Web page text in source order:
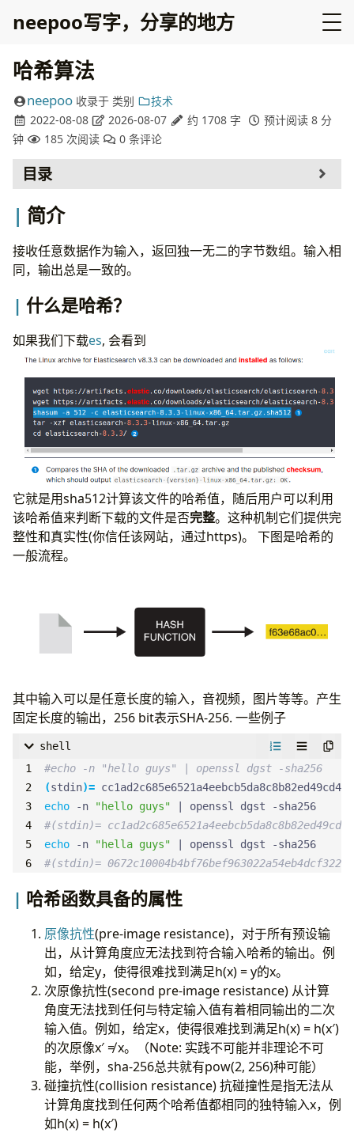
neepoo写字，分享的地方
哈希算法
neepoo 收录于 类别
技术
2022-08-08
2026-08-07 约 1708 字
预计阅读 8 分
钟
185次阅读 0 条评论
目录
简介
什么是哈希？
哈希函数具备的属性
hash 实践
commitment scheme
子资源完整性Subresource integrity
BitTorrent
TOR
标准化的hash函数
更安全的hash算法
SHA-2
SHA-3
SHAKE和cSHAKE，两种可拓展的输出函数
extendable output functions (XOF)。
tuple hash
hash未解决的问题
简介
接收任意数据作为输入，返回独一无二的字节数组。输入相
同，输出总是一致的。
什么是哈希？
如果我们下载es, 会看到
它就是用sha512计算该文件的哈希值，随后用户可以利用
该哈希值来判断下载的文件是否完整。这种机制它们提供完
整性和真实性(你信任该网站，通过https)。 下图是哈希的
一般流程。
其中输入可以是任意长度的输入，音视频，图片等等。产生
固定长度的输出，256 bit表示SHA-256. 一些例子
shell
#echo -n "hello guys" | openssl dgst -sha256
(stdin)=
echo -n "hello guys"
#(stdin)=
echo -n "hella guys"
#(stdin)=
哈希函数具备的属性
原像抗性(pre-image resistance)，对于所有预设输
出，从计算角度应无法找到符合输入哈希的输出。例
如，给定y，使得很难找到满足h(x) = y的x。
次原像抗性(second pre-image resistance) 从计算
角度无法找到任何与特定输入值有着相同输出的二次
输入值。例如，给定x，使得很难找到满足h(x) = h(x′)
的次原像x′ ≠ x。（Note: 实践不可能并非理论不可
能，举例，sha-256总共就有pow(2, 256)种可能）
碰撞抗性(collision resistance) 抗碰撞性是指无法从
计算角度找到任何两个哈希值都相同的独特输入x，例
如h(x) = h(x′)